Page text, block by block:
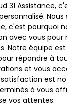
31 Assistance,
c'est pourquoi
avec vous pour
Notre équipe
répondre à
et vous
est
à vous
vos attentes.